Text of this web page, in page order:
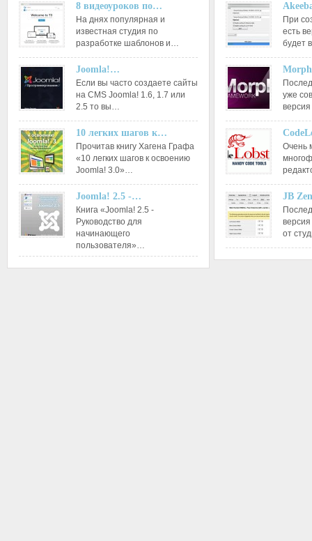
8 видеоуроков по…
На днях популярная и
известная студия по
разработке шаблонов и…
Joomla!…
Если вы часто создаете сайты
на CMS Joomla! 1.6, 1.7 или
2.5 то вы…
10 легких шагов к…
Прочитав книгу Хагена Графа
«10 легких шагов к освоению
Joomla! 3.0»…
Joomla! 2.5 -…
Книга «Joomla! 2.5 -
Руководство для
начинающего
пользователя»…
При
есть
будет
уже
Очень
JB
от